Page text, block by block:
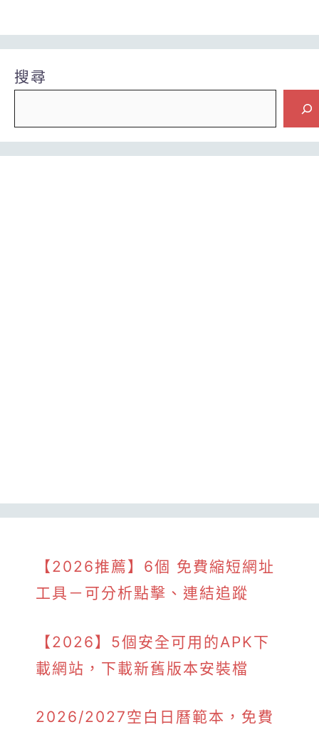
搜尋
【2026推薦】6個 免費縮短網址
工具－可分析點擊、連結追蹤
【2026】5個安全可用的APK下
載網站，下載新舊版本安裝檔
2026/2027空白日曆範本，免費